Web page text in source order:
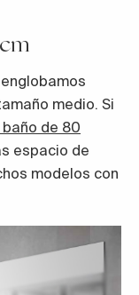
medio. Si
de 80
espacio de
modelos con